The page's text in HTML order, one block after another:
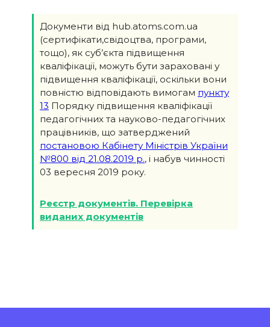
Документи від hub.atoms.com.ua
(сертифікати,свідоцтва, програми,
тощо), як суб’єкта підвищення
кваліфікації, можуть бути зараховані у
підвищення кваліфікації, оскільки вони
повністю відповідають вимогам пункту
13 Порядку підвищення кваліфікації
педагогічних та науково-педагогічних
працівників, що затверджений
постановою Кабінету Міністрів України
№800 від 21.08.2019 р., і набув чинності
03 вересня 2019 року.
Реєстр документів. Перевірка
виданих документів